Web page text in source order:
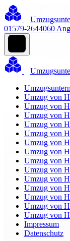
01579-2644060
Umzug von
Umzug von
Umzug von
Umzug von
Umzug von
Umzug von
Umzug von
Umzug von
Umzug von
Umzug von
Umzug von
Umzug von
Umzug von
Umzug von
Impressum
Datenschutz